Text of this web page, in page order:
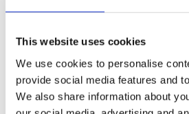
This website uses cookies
We use cookies to personalise
provide social media features and
We also share information about
Entrega rápida
Modelos CAD 3D
Serviço de engenharia
Estimated time:Fabricado por